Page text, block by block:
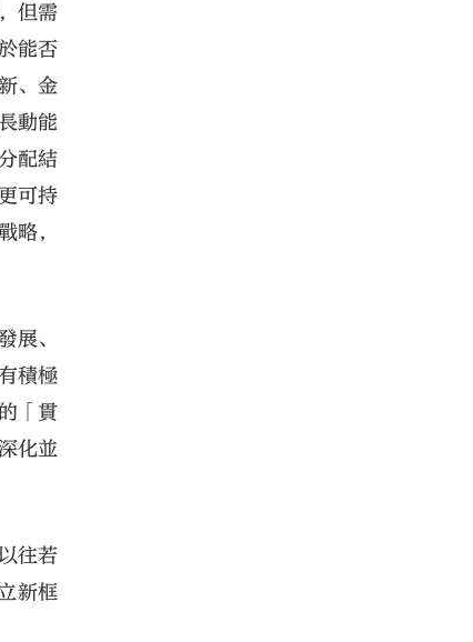
但需
能否
、金
動能
配結
可持
略，
展、
積極
「貫
化並
往若
新框